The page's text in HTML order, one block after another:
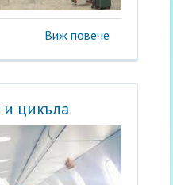
Виж повече
и цикъла